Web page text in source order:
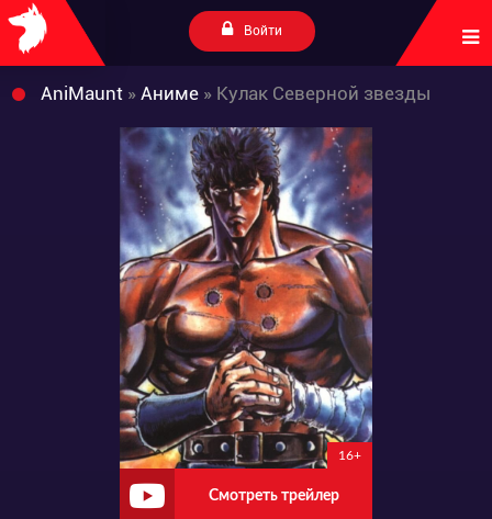
Войти
AniMaunt » Аниме » Кулак Северной звезды
16+
Смотреть трейлер